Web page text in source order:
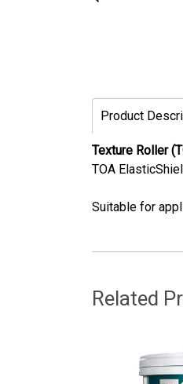
Product
Texture Roller
TOA
Suitable for
Related